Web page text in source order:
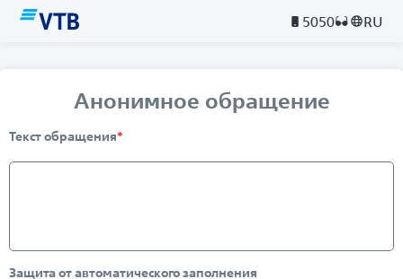
5050 RU
Анонимное обращение
Текст обращения*
Защита от автоматического заполнения